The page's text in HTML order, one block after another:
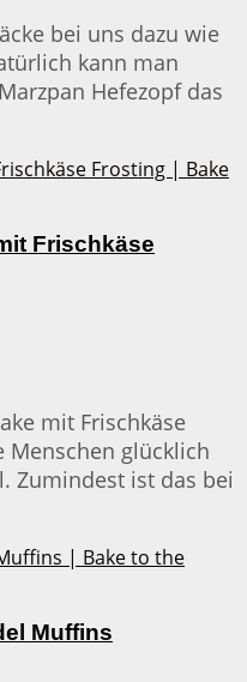
bei uns dazu wie
kann man
Hefezopf das
Frischkäse
mit Frischkäse
Menschen glücklich
Zumindest ist das bei
Muffins